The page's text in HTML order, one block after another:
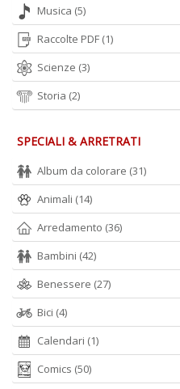
Musica (5)
Raccolte PDF (1)
Scienze (3)
Storia (2)
SPECIALI & ARRETRATI
Album da colorare (31)
Animali (14)
Arredamento (36)
Bambini (42)
Benessere (27)
Bici (4)
Calendari (1)
Comics (50)